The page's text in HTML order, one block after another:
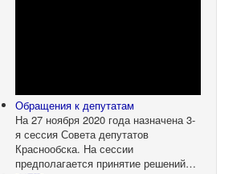
Обращения к депутатам
На 27 ноября 2020 года назначена 3-
я сессия Совета депутатов
Краснообска. На сессии
предполагается принятие решений…